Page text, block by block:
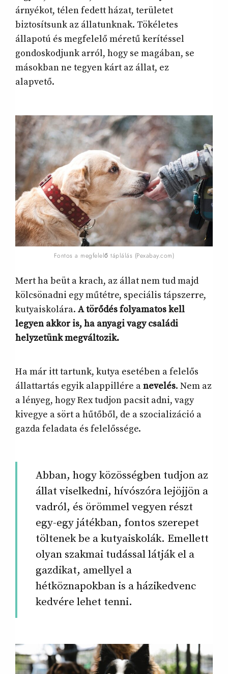
árnyékot, télen fedett házat, területet
biztosítsunk az állatunknak. Tökéletes
állapotú és megfelelő méretű kerítéssel
gondoskodjunk arról, hogy se magában, se
másokban ne tegyen kárt az állat, ez
alapvető.
Fontos a megfelelő táplálás (Pexabay.com)
Mert ha beüt a krach, az állat nem tud majd
kölcsönadni egy műtétre, speciális tápszerre,
kutyaiskolára. A törődés folyamatos kell
legyen akkor is, ha anyagi vagy családi
helyzetünk megváltozik.
Ha már itt tartunk, kutya esetében a felelős
állattartás egyik alappillére anevelés. Nem az
a lényeg, hogy Rex tudjon pacsit adni, vagy
kivegye a sört a hűtőből, de a szocializáció a
gazda feladata és felelőssége.
Abban, hogy közösségben tudjon az
állat viselkedni, hívószóra lejöjjön a
vadról, és örömmel vegyen részt
egy-egy játékban, fontos szerepet
töltenek be a kutyaiskolák. Emellett
olyan szakmai tudással látják el a
gazdikat, amellyel a
hétköznapokban is a házikedvenc
kedvére lehet tenni.